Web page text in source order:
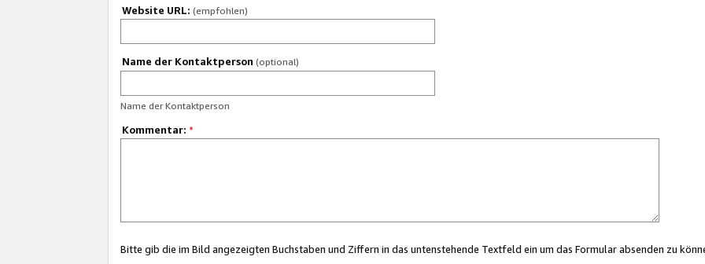
Website URL: (empfohlen)
Name der Kontaktperson (optional)
Name der Kontaktperson
Kommentar: *
Bitte gib die im Bild angezeigten Buchstaben und Ziffern in das untenstehende Textfeld ein um das Formular absenden zu